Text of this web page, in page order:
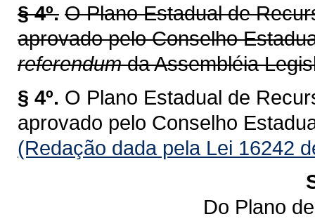
§ 4º. O Plano Estadual de
aprovado pelo Conselho
referendumda Assembléia
§ 4º. O Plano Estadual de
aprovado pelo Conselho
(Redação dada pela Lei 16242
Do Plano